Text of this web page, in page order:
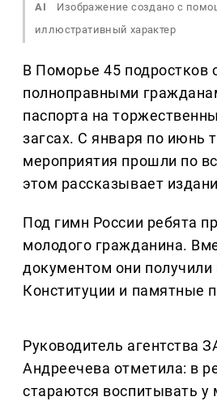
AI
Изображение создано с
иллюстративный характер
В Поморье 45 подростков
полноправными
паспорта на
загсах. С января по июнь
мероприятия прошли по
этом рассказывает
Под гимн России ребята
молодого гражданина.
документом они получили
Конституции и памятные
Руководитель агентства
Андреечева отметила: в
стараются воспитывать у